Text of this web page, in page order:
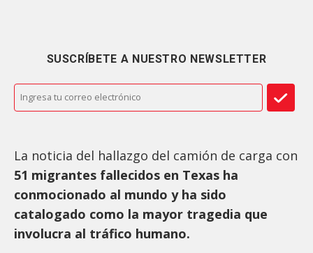
SUSCRÍBETE A NUESTRO NEWSLETTER
La noticia del hallazgo del camión de carga con
51 migrantes fallecidos en Texas ha
conmocionado al mundo y ha sido
catalogado como la mayor tragedia que
involucra al tráfico humano.